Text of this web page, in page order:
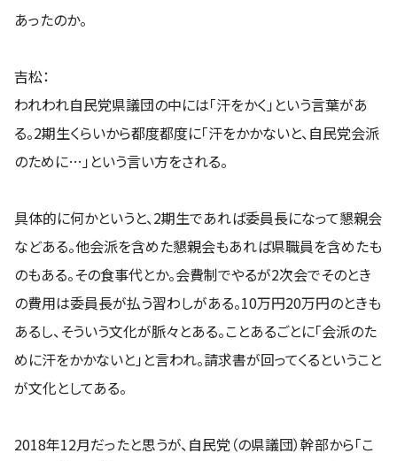
あったのか。
吉松：
われわれ自民党県議団の中には「汗をかく」という言葉があ
る。2期生くらいから都度都度に「汗をかかないと、自民党会派
のために…」という言い方をされる。
具体的に何かというと、2期生であれば委員長になって懇親会
などある。他会派を含めた懇親会もあれば県職員を含めたも
のもある。その食事代とか。会費制でやるが2次会でそのとき
の費用は委員長が払う習わしがある。10万円20万円のときも
あるし、そういう文化が脈々とある。ことあるごとに「会派のた
めに汗をかかないと」と言われ。請求書が回ってくるということ
が文化としてある。
2018年12月だったと思うが、自民党（の県議団）幹部から「こ